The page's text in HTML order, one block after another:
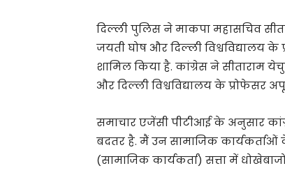
दिल्ली पुलिस ने माकपा महासचिव
जयती घोष और दिल्ली विश्वविद्यालय
शामिल किया है. कांग्रेस ने सीताराम
और दिल्ली विश्वविद्यालय के प्रोफेसर
समाचार एजेंसी पीटीआई के अनुसार
बदतर है. मैं उन सामाजिक
(सामाजिक कार्यकर्ता) सत्ता में